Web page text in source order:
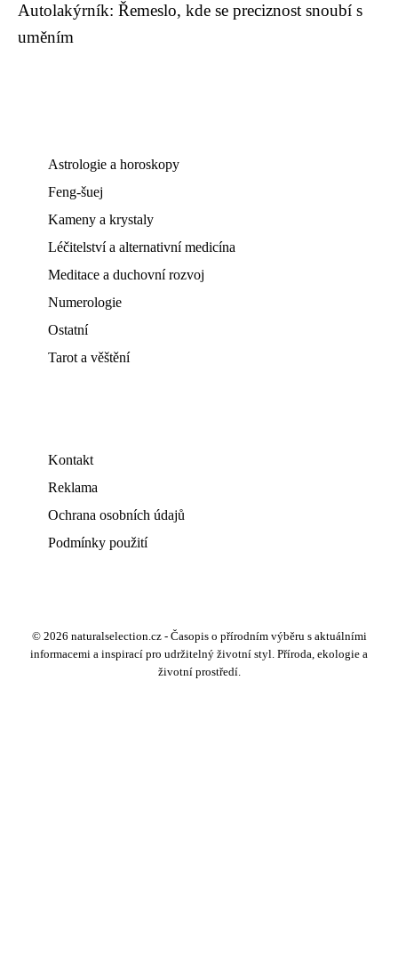
Autolakýrník: Řemeslo, kde se preciznost snoubí s
uměním
Astrologie a horoskopy
Feng-šuej
Kameny a krystaly
Léčitelství a alternativní medicína
Meditace a duchovní rozvoj
Numerologie
Ostatní
Tarot a věštění
Kontakt
Reklama
Ochrana osobních údajů
Podmínky použití
© 2026 naturalselection.cz - Časopis o přírodním výběru s aktuálními
informacemi a inspirací pro udržitelný životní styl. Příroda, ekologie a
životní prostředí.